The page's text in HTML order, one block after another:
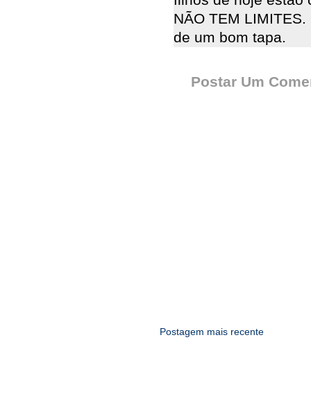
NÃO TEM
de um bom tapa.
Postar Um
Postagem mais recente